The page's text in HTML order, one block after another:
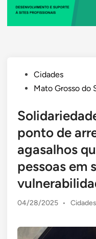
PostedCidades
Mato Grosso do
ponto de
agasalhos
pessoas em
04/28/2025 •
Posted
Cidades